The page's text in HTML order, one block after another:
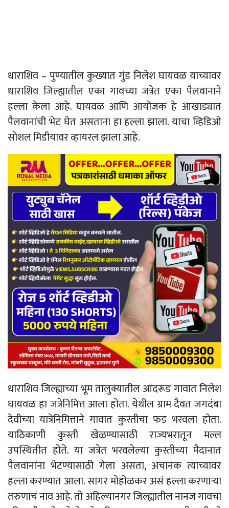
धाराशिव – पुण्यातील कुख्यात गुंड निलेश घायवळ याच्यावर
धाराशिव जिल्ह्यातील एका गावच्या जत्रेत एका पैलवानाने
हल्ला केला आहे. घायवळ आणि आयोजक हे आखाड्यात
पैलवानांची भेट घेत असताना हा हल्ला झाला. याचा व्हिडिओ
सोशल मिडीयावर व्हायरल झाला आहे.
धाराशिव जिल्ह्याच्या भूम तालुक्यातील आंदरूड गावात निलेश
घायवळ हा जत्रेनिमित्त आला होता. येथील ग्राम दैवत जगदंबा
देवीच्या यात्रेनिमित्ताने गावात कुस्तीचा फड भरवला होता.
याठिकाणी कुस्ती खेळण्यासाठी राज्यभरातून मल्ल
उपस्थितीत होते. या जत्रेत भरवलेल्या कुस्तीच्या मैदानात
पैलवानांना भेटण्यासाठी गेला असता, अचानक त्याच्यावर
हल्ला करण्यात आला. सागर मोहोळकर असं हल्ला करणाऱ्या
तरुणाचं नाव आहे. तो अहिल्यानगर जिल्ह्यातील नानज गावचा